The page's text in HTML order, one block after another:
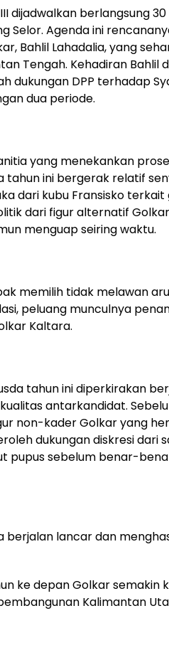
dijadwalkan berlangsung
Selor. Agenda ini
Bahlil Lahadalia, yang
Tengah. Kehadiran Bahlil
dukungan DPP terhadap
dua periode.
yang menekankan
tahun ini bergerak relatif
dari kubu Fransisko terkait
dari figur alternatif
menguap seiring waktu.
memilih tidak melawan
peluang munculnya
Kaltara.
tahun ini diperkirakan
antarkandidat.
non-kader Golkar yang
dukungan diskresi dari
pupus sebelum benar-
berjalan lancar dan
ke depan Golkar
Kalimantan